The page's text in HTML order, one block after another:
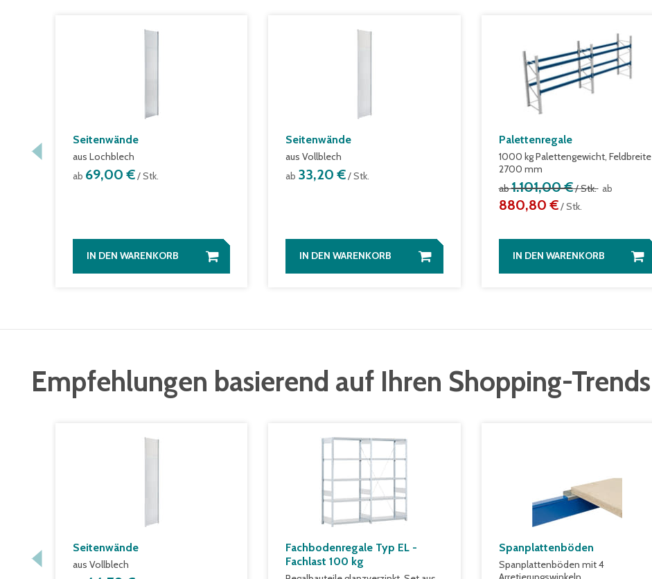
Seitenwände
aus Lochblech
ab 69,00 €/ Stk.
IN DEN WARENKORB
Seitenwände
aus Vollblech
ab 33,20 €/ Stk.
IN DEN WARENKORB
Palettenregale
1000 kg Palettengewicht, Feldbreite
2700 mm
ab1.101,00 €/ Stk. ab
880,80 €/ Stk.
IN DEN WARENKORB
Empfehlungen basierend auf Ihren Shopping-Trends
Seitenwände
aus Vollblech
Fachbodenregale Typ EL -
Fachlast 100 kg
Spanplattenböden
Spanplattenböden mit 4